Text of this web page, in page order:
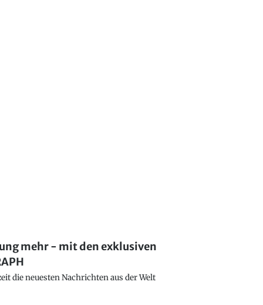
mehr - mit den exklusiven
die neuesten Nachrichten aus der Welt